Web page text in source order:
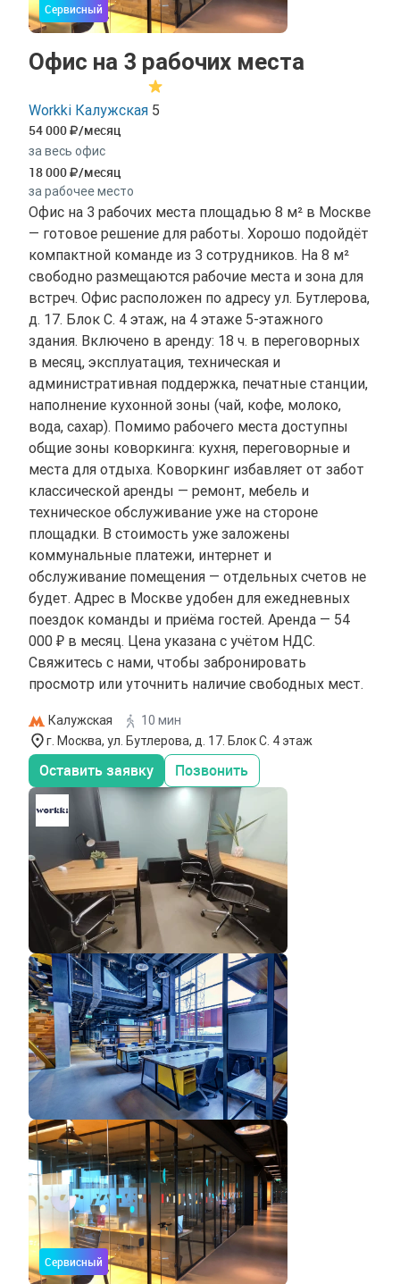
Сервисный
Офис на 3 рабочих места
Workki Калужская 5
54 000 /месяц
за весь офис
18 000 /месяц
за рабочее место
Офис на 3 рабочих места площадью 8 м² в Москве
— готовое решение для работы. Хорошо подойдёт
компактной команде из 3 сотрудников. На 8 м²
свободно размещаются рабочие места и зона для
встреч. Офис расположен по адресу ул. Бутлерова,
д. 17. Блок С. 4 этаж, на 4 этаже 5-этажного
здания. Включено в аренду: 18 ч. в переговорных
в месяц, эксплуатация, техническая и
административная поддержка, печатные станции,
наполнение кухонной зоны (чай, кофе, молоко,
вода, сахар). Помимо рабочего места доступны
общие зоны коворкинга: кухня, переговорные и
места для отдыха. Коворкинг избавляет от забот
классической аренды — ремонт, мебель и
техническое обслуживание уже на стороне
площадки. В стоимость уже заложены
коммунальные платежи, интернет и
обслуживание помещения — отдельных счетов не
будет. Адрес в Москве удобен для ежедневных
поездок команды и приёма гостей. Аренда — 54
000 ₽ в месяц. Цена указана с учётом НДС.
Свяжитесь с нами, чтобы забронировать
просмотр или уточнить наличие свободных мест.
Калужская
10 мин
г. Москва, ул. Бутлерова, д. 17. Блок С. 4 этаж
Оставить заявку Позвонить
Сервисный